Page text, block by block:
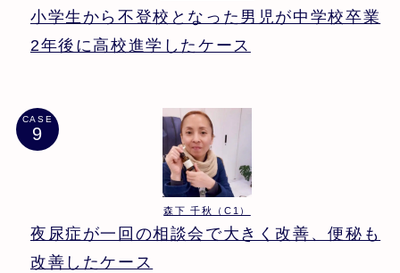
小学生から不登校となった男児が中学校卒業
2年後に高校進学したケース
CASE
森下 千秋（C1）
夜尿症が一回の相談会で大きく改善、便秘も
改善したケース